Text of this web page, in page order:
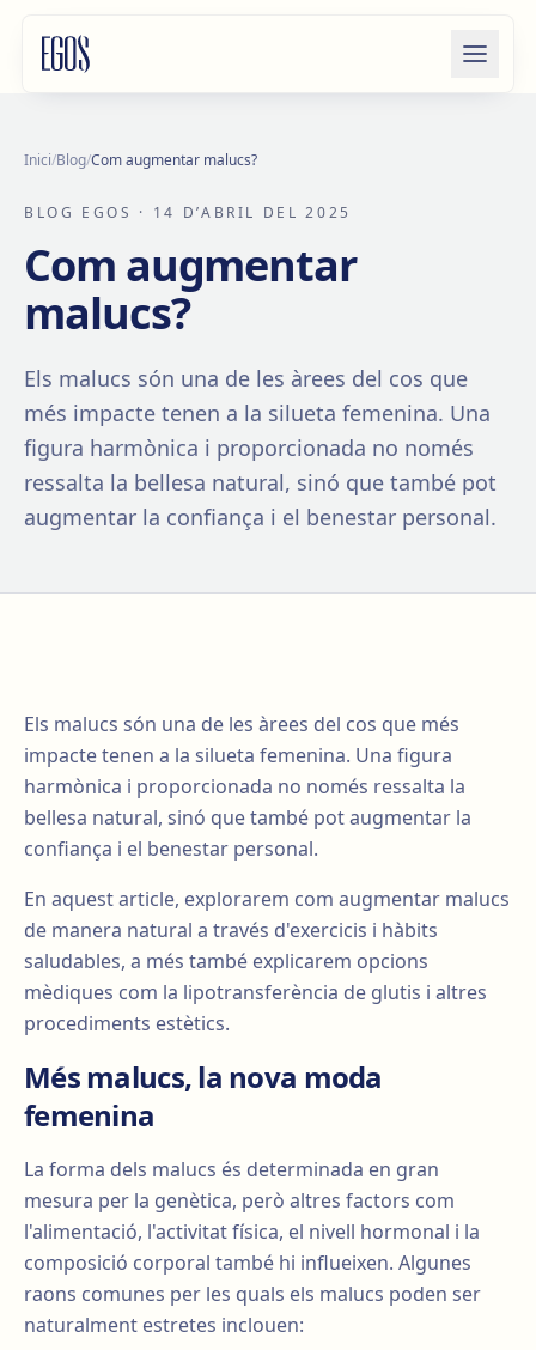
Inici/Blog/Com augmentar malucs?
BLOG EGOS · 14 D’ABRIL DEL 2025
Com augmentar
malucs?
Els malucs són una de les àrees del cos que
més impacte tenen a la silueta femenina. Una
figura harmònica i proporcionada no només
ressalta la bellesa natural, sinó que també pot
augmentar la confiança i el benestar personal.
Els malucs són una de les àrees del cos que més
impacte tenen a la silueta femenina. Una figura
harmònica i proporcionada no només ressalta la
bellesa natural, sinó que també pot augmentar la
confiança i el benestar personal.
En aquest article, explorarem com augmentar malucs
de manera natural a través d'exercicis i hàbits
saludables, a més també explicarem opcions
mèdiques com la lipotransferència de glutis i altres
procediments estètics.
Més malucs, la nova moda
femenina
La forma dels malucs és determinada en gran
mesura per la genètica, però altres factors com
l'alimentació, l'activitat física, el nivell hormonal i la
composició corporal també hi influeixen. Algunes
raons comunes per les quals els malucs poden ser
naturalment estretes inclouen: